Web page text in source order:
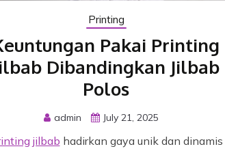
Printing
Pakai Printing
Dibandingkan Jilbab
Polos
admin July 21, 2025
jilbab hadirkan gaya unik dan dinamis